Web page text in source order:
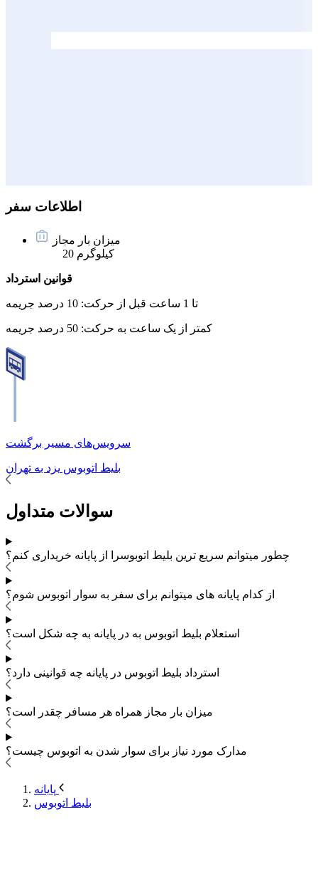
اطلاعات سفر
میزان بار مجاز
20 کیلوگرم
قوانین استرداد
تا 1 ساعت قبل از حرکت: 10 درصد جریمه
کمتر از یک ساعت به حرکت: 50 درصد جریمه
سرویس‌های مسیر برگشت
بلیط اتوبوس یزد به تهران
سوالات متداول
چطور میتوانم سریع ترین بلیط اتوبوسرا از پایانه خریداری کنم؟
از کدام پایانه های میتوانم برای سفر به سوار اتوبوس شوم؟
استعلام بلیط اتوبوس به در پایانه به چه شکل است؟
استرداد بلیط اتوبوس در پایانه چه قوانینی دارد؟
میزان بار مجاز همراه هر مسافر چقدر است؟
مدارک مورد نیاز برای سوار شدن به اتوبوس چیست؟
بلیط اتوبوس